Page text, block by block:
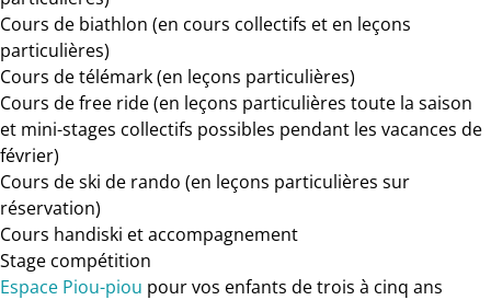
Cours de biathlon (en cours collectifs et en leçons
particulières)
Cours de télémark (en leçons particulières)
Cours de free ride (en leçons particulières toute la saison
et mini-stages collectifs possibles pendant les vacances de
février)
Cours de ski de rando (en leçons particulières sur
réservation)
Cours handiski et accompagnement
Stage compétition
Espace Piou-piou pour vos enfants de trois à cinq ans